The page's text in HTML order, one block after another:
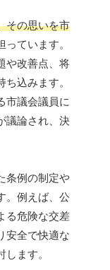
その思いを市
っています。
や改善点、将
込みます。
市議会議員に
議論され、決
条例の制定や
。例えば、公
る危険な交差
安全で快適な
ます。